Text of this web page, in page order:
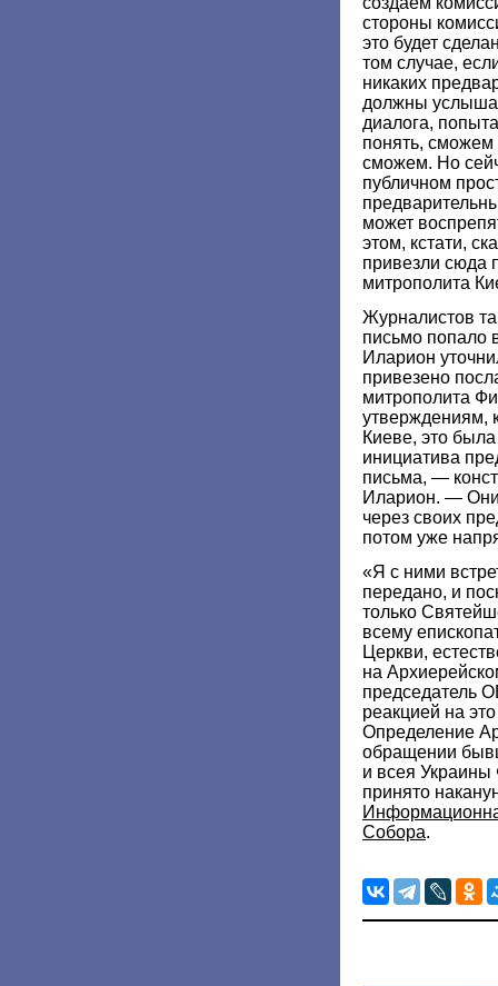
стороны
это будет
том случае,
никаких
должны
диалога,
понять,
сможем. Но
публичном
может
этом, кстати,
привезли сюда
митрополита
Журналистов
письмо попало
Иларион
привезено
митрополита
утверждениям,
Киеве, это
инициатива
письма, —
Иларион. — Они
через своих
потом уже
«Я с ними
передано, и
только
всему
Церкви,
на
председатель
реакцией на
Определение
обращении
и всея Украины
принято
Собора.